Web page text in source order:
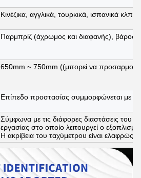
Κινέζικα, αγγλικά, τουρκικά, ισπανικά κλπ.
Παρμπρίζ (άχρωμος και διαφανής), βάρος
650mm ~ 750mm ((μπορεί να
Επίπεδο προστασίας συμμορφώνεται με
Σύμφωνα με τις διάφορες διαστάσεις του
εργασίας στο οποίο λειτουργεί ο
Η ακρίβεια του ταχύμετρου είναι ελαφρώς